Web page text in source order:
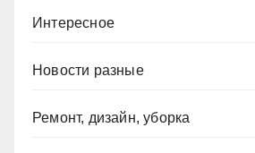
Интересное
Новости разные
Ремонт, дизайн, уборка